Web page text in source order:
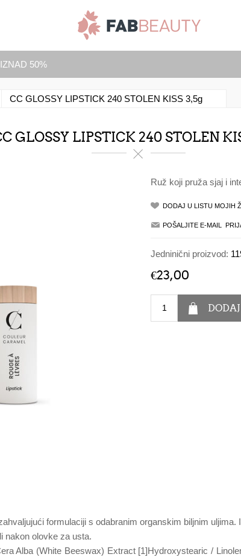
IZNAD 50%
CC GLOSSY LIPSTICK 240 STOLEN KISS 3,5g
GLOSSY LIPSTICK 240 STOLEN
Ruž koji pruža sjaj i
Jedninični proizvod:
€23,00
formulaciji s odabranim organskim biljnim uljima.
nakon olovke za usta.
Alba (White Beeswax) Extract [1]Hydroxystearic /